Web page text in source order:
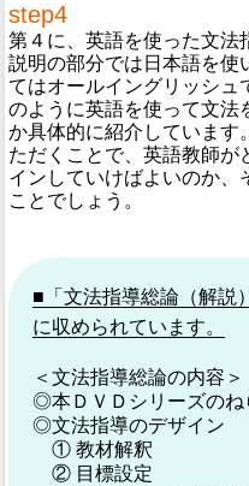
step4
第４に、英語を使った文法
説明の部分では日本語を使
てはオールイングリッシュ
のように英語を使って文法
か具体的に紹介していま
ただくことで、英語教師が
インしていけばよいのか、
ことでしょう。
■「文法指導総論（解説
に収められています。
＜文法指導総論の内容＞
◎本ＤＶＤシリーズのね
◎文法指導のデザイン
① 教材解釈
② 目標設定